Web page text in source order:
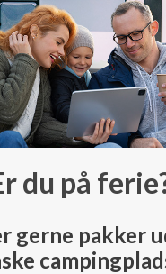
du på
gerne pakker